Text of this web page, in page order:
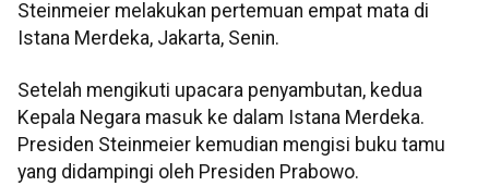
Steinmeier melakukan pertemuan empat mata di
Istana Merdeka, Jakarta, Senin.
Setelah mengikuti upacara penyambutan, kedua
Kepala Negara masuk ke dalam Istana Merdeka.
Presiden Steinmeier kemudian mengisi buku tamu
yang didampingi oleh Presiden Prabowo.